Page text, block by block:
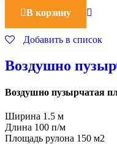
В корзину
Добавить в список
Воздушно
Воздушно пузырчатая
Ширина 1.5 м
Длина 100 п/м
Площадь рулона 150 м2